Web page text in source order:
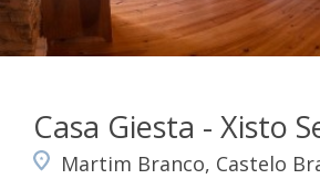
Casa Giesta - Xisto
Martim Branco, Castelo